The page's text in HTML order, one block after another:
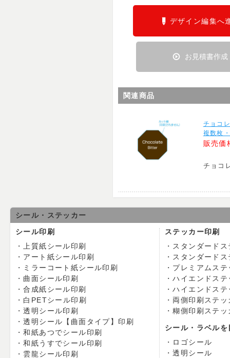
お見積書作成
デザイン編集へ
関連商品
チョコ
複数枚
販売価
チョコ
シール・ステッカー
シール印刷
上質紙シール印刷
アート紙シール印刷
ミラーコート紙シール印刷
曲面シール印刷
合成紙シール印刷
白PETシール印刷
透明シール印刷
透明シール【曲面タイプ】印刷
和紙あつでシール印刷
和紙うすでシール印刷
雲龍シール印刷
ステッカー印刷
スタンダード
スタンダード
プレミアムステ
ハイエンドステ
ハイエンドス
両側印刷ステッ
糊側印刷ステッ
シール・ラベル
ロゴシール
透明シール